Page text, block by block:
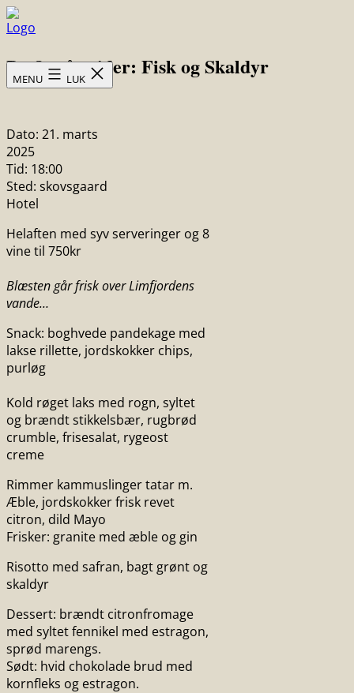
Fortsæt
til
Hotel
MENU LUK
De fire årstider: Fisk og Skaldyr
Dato: 21. marts
2025
Tid: 18:00
Sted: skovsgaard
Hotel
Helaften med syv serveringer og 8
vine til 750kr
Blæsten går frisk over Limfjordens
vande…
Snack: boghvede pandekage med
lakse rillette, jordskokker chips,
purløg
Kold røget laks med rogn, syltet
og brændt stikkelsbær, rugbrød
crumble, frisesalat, rygeost
creme
Rimmer kammuslinger tatar m.
Æble, jordskokker frisk revet
citron, dild Mayo
Frisker: granite med æble og gin
Risotto med safran, bagt grønt og
skaldyr
Dessert: brændt citronfromage
med syltet fennikel med estragon,
sprød marengs.
Sødt: hvid chokolade brud med
kornfleks og estragon.